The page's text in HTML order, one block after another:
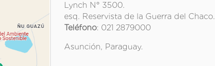
Lynch N° 3500.
esq. Reservista de la Guerra del Chaco.
Teléfono: 021 2879000
Asunción, Paraguay.